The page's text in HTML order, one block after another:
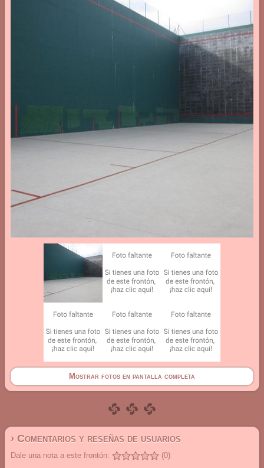
Mostrar fotos en pantalla completa
› Comentarios y reseñas de usuarios
Dale una nota a este frontón: (0)